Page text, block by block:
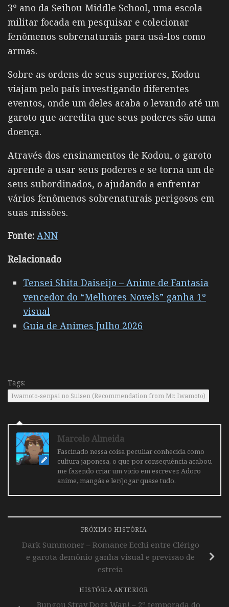
3º ano da Seihou Middle School, uma escola
militar focada em pesquisar e colecionar
fenômenos sobrenaturais para usá-los como
armas.
Sobre as ordens de seus superiores, Kodou
viajam pelo país investigando diferentes
eventos, onde um deles acaba o levando até um
garoto que acredita que seus poderes são uma
doença.
Através dos ensinamentos de Kodou, o garoto
aprende a usar seus poderes e se torna um de
seus subordinados, o ajudando a enfrentar
vários fenômenos sobrenaturais perigosos em
suas missões.
Fonte: ANN
Relacionado
Tensei Shita Daiseijo – Anime de Fantasia
vencedor do “Melhores Novels” ganha 1º
visual
Guia de Animes Julho 2026
Tags:
Iwamoto-senpai no Suisen (Recommendation from Mr. Iwamoto)
Marcelo Almeida
Fascinado nessa coisa peculiar conhecida como
cultura japonesa, o que por consequência acabou
me fazendo criar um vicio em escrever. Adoro
anime, mangás e ler/jogar quase tudo.
PRÓXIMO HISTÓRIA
Dark Summoner – Romance Ecchi entre Clérigo
e garota demônio ganha visual e previsão de
estreia
HISTÓRIA ANTERIOR
Bungou Stray Dogs Wan! – 2º temporada do